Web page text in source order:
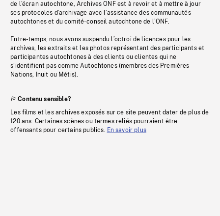
de l’écran autochtone, Archives ONF est à revoir et à mettre à jour
ses protocoles d’archivage avec l’assistance des communautés
autochtones et du comité-conseil autochtone de l’ONF.
Entre-temps, nous avons suspendu l’octroi de licences pour les
archives, les extraits et les photos représentant des participants et
participantes autochtones à des clients ou clientes qui ne
s’identifient pas comme Autochtones (membres des Premières
Nations, Inuit ou Métis).
Contenu sensible?
Les films et les archives exposés sur ce site peuvent dater de plus de
120 ans. Certaines scènes ou termes reliés pourraient être
offensants pour certains publics. En savoir plus